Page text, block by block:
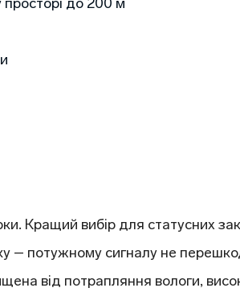
Кращий вибір для статусних
– потужному сигналу не
від потрапляння вологи,